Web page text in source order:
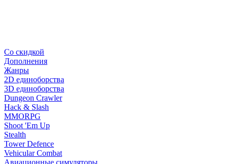
Со скидкой
Дополнения
Жанры
2D единоборства
3D единоборства
Dungeon Crawler
Hack & Slash
MMORPG
Shoot 'Em Up
Stealth
Tower Defence
Vehicular Combat
Авиационные симуляторы